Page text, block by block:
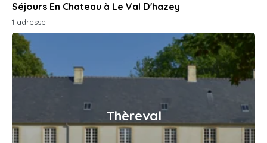
Séjours En Chateau à Le Val D'hazey
1 adresse
Thèreval